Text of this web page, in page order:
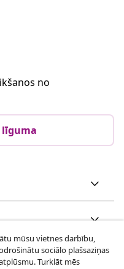
no
mūsu vietnes darbību,
sociālo plašsaziņas
Turklāt mēs